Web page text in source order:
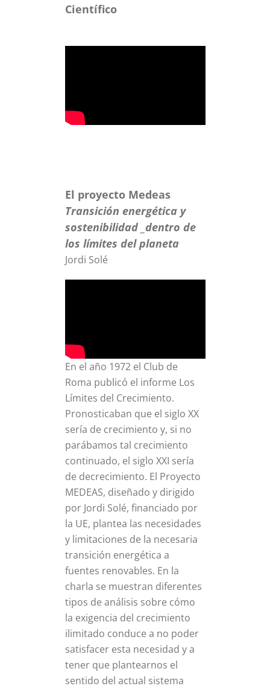
Científico
El proyecto Medeas
Transición energética y
sostenibilidad _dentro de
los límites del planeta
Jordi Solé
En el año 1972 el Club de
Roma publicó el informe Los
Límites del Crecimiento.
Pronosticaban que el siglo XX
sería de crecimiento y, si no
parábamos tal crecimiento
continuado, el siglo XXI sería
de decrecimiento. El Proyecto
MEDEAS, diseñado y dirigido
por Jordi Solé, financiado por
la UE, plantea las necesidades
y limitaciones de la necesaria
transición energética a
fuentes renovables. En la
charla se muestran diferentes
tipos de análisis sobre cómo
la exigencia del crecimiento
ilimitado conduce a no poder
satisfacer esta necesidad y a
tener que plantearnos el
sentido del actual sistema